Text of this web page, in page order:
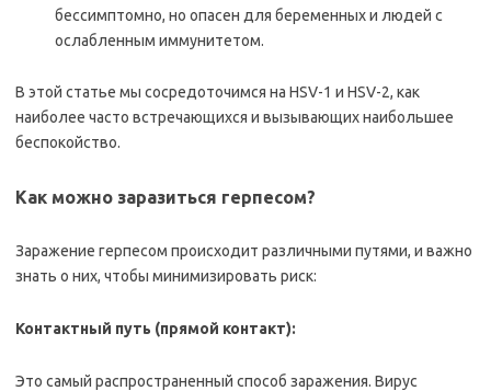
бессимптомно, но опасен для беременных и людей с
ослабленным иммунитетом.
В этой статье мы сосредоточимся на HSV-1 и HSV-2, как
наиболее часто встречающихся и вызывающих наибольшее
беспокойство.
Как можно заразиться герпесом?
Заражение герпесом происходит различными путями, и важно
знать о них, чтобы минимизировать риск:
Контактный путь (прямой контакт):
Это самый распространенный способ заражения. Вирус